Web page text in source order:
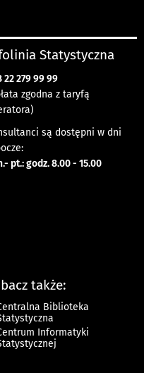
Statystyczna
22 279 99 99
zgodna z taryfą
są dostępni w dni
pt.: godz. 8.00 - 15.00
także:
Biblioteka
Informatyki